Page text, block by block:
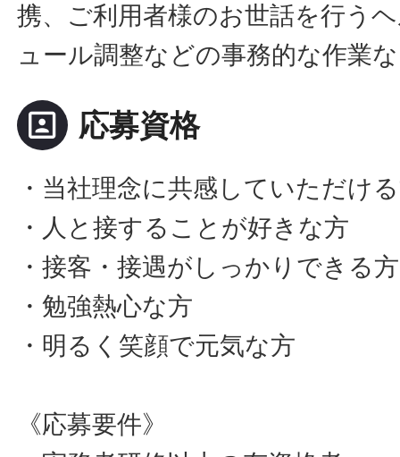
携、ご利用者様のお世話を行う
ュール調整などの事務的な作業
portrait 応募資格
・当社理念に共感していただけ
・人と接することが好きな方
・接客・接遇がしっかりできる方
・勉強熱心な方
・明るく笑顔で元気な方
《応募要件》